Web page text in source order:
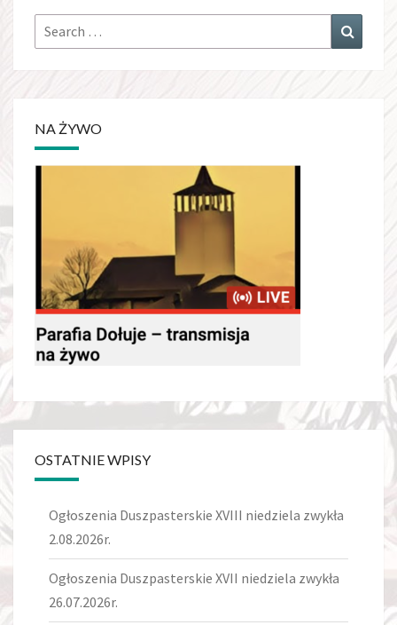
NA ŻYWO
OSTATNIE WPISY
Ogłoszenia Duszpasterskie XVIII niedziela zwykła
2.08.2026r.
Ogłoszenia Duszpasterskie XVII niedziela zwykła
26.07.2026r.